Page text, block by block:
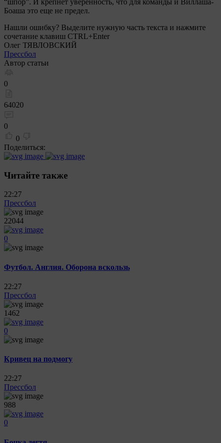
Боаша это еще не предел.
Нашли ошибку? Выделите нужную часть текста и нажмите
сочетание клавиш CTRL+Enter
Олег ТЯВЛОВСКИЙ
Прессбол
Автор статьи
0
64020
0
0
Поделиться:
Читайте также
22:27
Прессбол
22044
0
Футбол. Англия. Оборона вскользь
22:27
Прессбол
1462
0
Кривец на подмогу
22:27
Прессбол
988
0